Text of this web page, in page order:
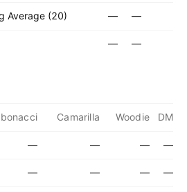
Average (20) — —
— —
Camarilla Woodie DM
— — — —
— — — —